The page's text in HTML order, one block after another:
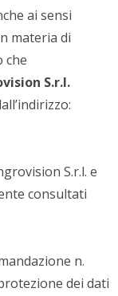
ai sensi
materia di
che
S.r.l.
S.r.l. e
consultati
n.
dei dati